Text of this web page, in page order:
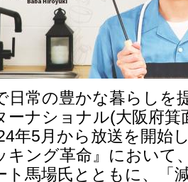
日常の豊かな暮らしを
ーナショナル(大阪府箕
年5月から放送を開始
キング革命』において
ト馬場氏とともに、「